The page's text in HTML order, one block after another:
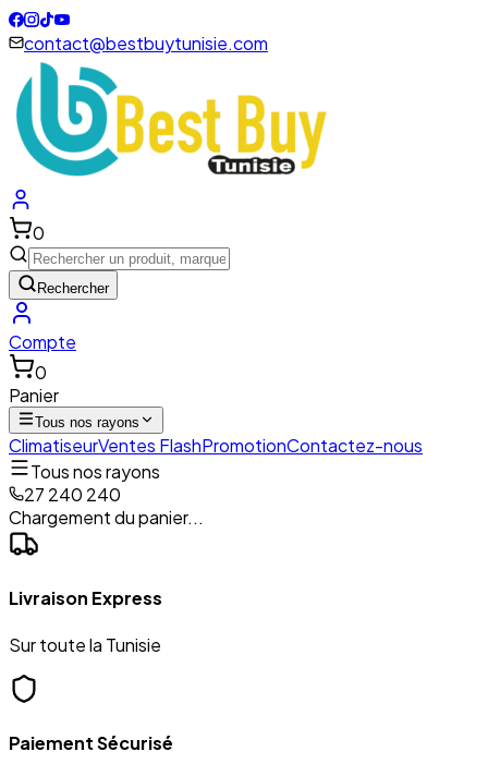
contact@bestbuytunisie.com
0
Rechercher
Compte
0
Panier
Tous nos rayons
ClimatiseurVentes FlashPromotionContactez-nous
Tous nos rayons
27 240 240
Chargement du panier...
Livraison Express
Sur toute la Tunisie
Paiement Sécurisé